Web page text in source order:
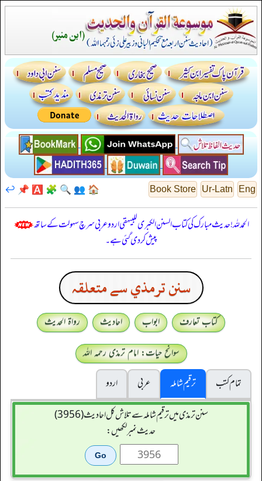
Eng
Ur-Latn
Book Store
🏠
👥
🔍
🧩
🅰️
📌
↩️
الحمدللہ! حدیث مبارک کی کتاب السنن الكبرى للبيهقي اردو عربی سرچ سہولت کے ساتھ
پیش کر دی گئی ہے۔
سنن ترمذي سے متعلقہ
کتاب تعارف ابواب احادیث
رواۃ الحدیث
سوانح حیات: امام ترمذی رحمہ اللہ
تمام کتب
ترقیم شاملہ عربی
اردو
سنن ترمذی میں ترقیم شاملہ سے تلاش کل احادیث (3956)
حدیث نمبر لکھیں: